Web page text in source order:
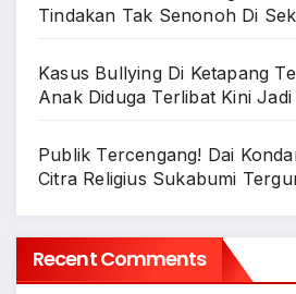
Tindakan Tak Senonoh Di
Kasus Bullying Di Ketapang
Anak Diduga Terlibat Kini
Publik Tercengang! Dai
Citra Religius Sukabumi
Recent Comments